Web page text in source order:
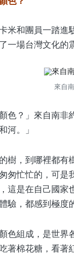
和團員一踏進
一場台灣文化的
來自
？」來自南非
河。」
，到哪裡都有
匆忙忙的，可
這是在自己國
驗，都感到極度
組成，是世界
著棉花糖，看